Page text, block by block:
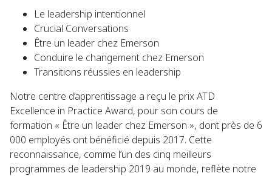
Le leadership intentionnel
Crucial Conversations
Être un leader chez Emerson
Conduire le changement chez Emerson
Transitions réussies en leadership
Notre centre d’apprentissage a reçu le prix ATD
Excellence in Practice Award, pour son cours de
formation « Être un leader chez Emerson », dont près de 6
000 employés ont bénéficié depuis 2017. Cette
reconnaissance, comme l’un des cinq meilleurs
programmes de leadership 2019 au monde, reflète notre